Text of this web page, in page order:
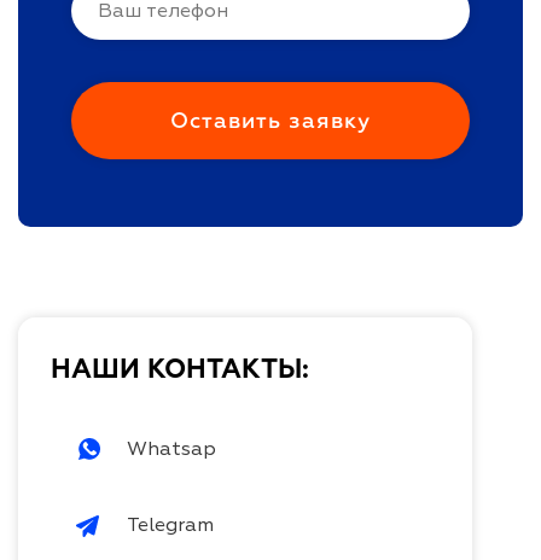
НАШИ КОНТАКТЫ:
Whatsap
Telegram